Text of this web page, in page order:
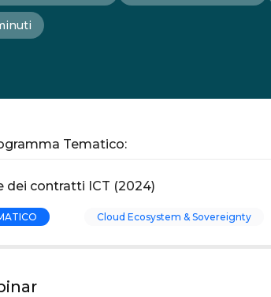
Tematico:
dei contratti ICT (2024)
Cloud Ecosystem & Sovereignty